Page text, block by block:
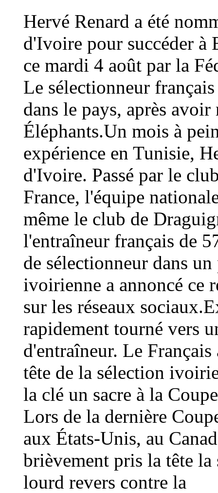
Hervé Renard a été
d'Ivoire pour succéder à
ce mardi 4 août par la
Le sélectionneur
dans le pays, après
Éléphants.Un mois à
expérience en Tunisie,
d'Ivoire. Passé par le
France, l'équipe
même le club de
l'entraîneur français de
de sélectionneur dans
ivoirienne a annoncé ce
sur les réseaux
rapidement tourné vers
d'entraîneur. Le
tête de la sélection
la clé un sacre à la
Lors de la dernière
aux États-Unis, au
brièvement pris la tête
lourd revers contre la